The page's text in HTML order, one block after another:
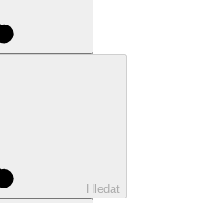
Hledat